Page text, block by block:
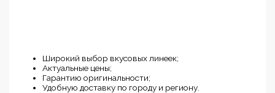
Широкий выбор вкусовых линеек;
Актуальные цены;
Гарантию оригинальности;
Удобную доставку по городу и региону.